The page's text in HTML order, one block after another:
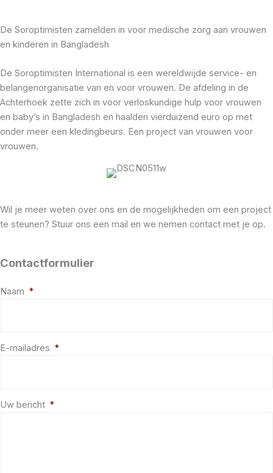
De Soroptimisten zamelden in voor medische zorg aan vrouwen
en kinderen in Bangladesh
De Soroptimisten International is een wereldwijde service- en
belangenorganisatie van en voor vrouwen. De afdeling in de
Achterhoek zette zich in voor verloskundige hulp voor vrouwen
en baby’s in Bangladesh en haalden vierduizend euro op met
onder meer een kledingbeurs. Een project van vrouwen voor
vrouwen.
Wil je meer weten over ons en de mogelijkheden om een project
te steunen? Stuur ons een mail en we nemen contact met je op.
Contactformulier
Naam *
E-mailadres *
Uw bericht *